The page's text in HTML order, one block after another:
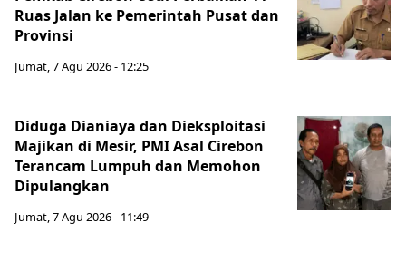
Ruas Jalan ke Pemerintah Pusat dan
Provinsi
Jumat, 7 Agu 2026 - 12:25
Diduga Dianiaya dan Dieksploitasi
Majikan di Mesir, PMI Asal Cirebon
Terancam Lumpuh dan Memohon
Dipulangkan
Jumat, 7 Agu 2026 - 11:49